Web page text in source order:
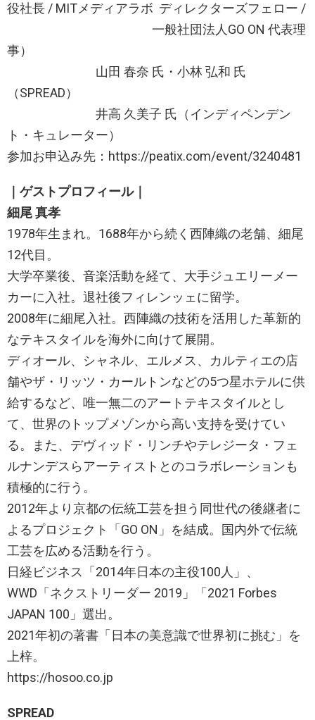
役社長 / MITメディアラボ ディレクターズフェロー /
一般社団法人GO ON 代表理
事）
山田 春奈 氏・小林 弘和 氏
（SPREAD）
井高 久美子 氏（インディペンデン
ト・キュレーター）
参加お申込み先：https://peatix.com/event/3240481
｜ゲストプロフィール｜
細尾 真孝
1978年生まれ。1688年から続く西陣織の老舗、細尾
12代目。
大学卒業後、音楽活動を経て、大手ジュエリーメー
カーに入社。退社後フィレンッェに留学。
2008年に細尾入社。西陣織の技術を活用した革新的
なテキスタイルを海外に向けて展開。
ディオール、シャネル、エルメス、カルティエの店
舗やザ・リッツ・カールトンなどの5つ星ホテルに供
給するなど、唯一無二のアートテキスタイルとし
て、世界のトップメゾンから高い支持を受けてい
る。また、デヴィッド・リンチやテレジータ・フェ
ルナンデスらアーティストとのコラボレーションも
積極的に行う。
2012年より京都の伝統工芸を担う同世代の後継者に
よるプロジェクト「GO ON」を結成。国内外で伝統
工芸を広める活動を行う。
日経ビジネス「2014年日本の主役100人」、
WWD「ネクストリーダー 2019」「2021 Forbes
JAPAN 100」選出。
2021年初の著書「日本の美意識で世界初に挑む」を
上梓。
https://hosoo.co.jp
SPREAD